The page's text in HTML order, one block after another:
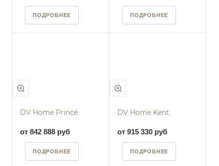
ПОДРОБНЕЕ ПОДРОБНЕЕ
DV Home Prince
от 842 888 руб
ПОДРОБНЕЕ
DV Home Kent
от 915 330 руб
ПОДРОБНЕЕ